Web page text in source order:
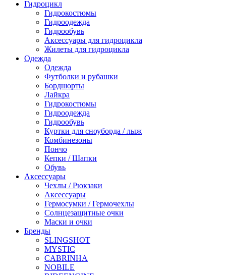
Гидроцикл
Гидрокостюмы
Гидроодежда
Гидрообувь
Аксессуары для гидроцикла
Жилеты для гидроцикла
Одежда
Одежда
Футболки и рубашки
Бордшорты
Лайкра
Гидрокостюмы
Гидроодежда
Гидрообувь
Куртки для сноуборда / лыж
Комбинезоны
Пончо
Кепки / Шапки
Обувь
Аксессуары
Чехлы / Рюкзаки
Аксессуары
Гермосумки / Гермочехлы
Солнцезащитные очки
Маски и очки
Бренды
SLINGSHOT
MYSTIC
CABRINHA
NOBILE